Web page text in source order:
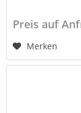
Preis auf
Merken